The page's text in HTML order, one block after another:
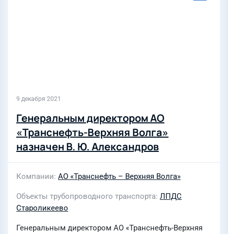
9 декабря 2021
Генеральным директором АО
«Транснефть-Верхняя Волга»
назначен В. Ю. Александров
Компании АО «Транснефть – Верхняя Волга»
Объекты трубопроводного транспорта ЛПДС
Староликеево
Генеральным директором АО «Транснефть-Верхняя